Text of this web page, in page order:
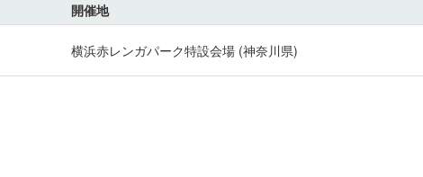
開催地
横浜赤レンガパーク特設会場 (神奈川県)